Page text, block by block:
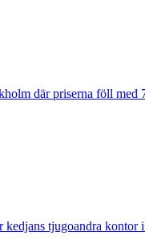
där priserna föll
kedjans tjugoandra kontor